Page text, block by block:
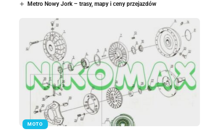
Metro Nowy Jork – trasy, mapy i ceny przejazdów
MOTO